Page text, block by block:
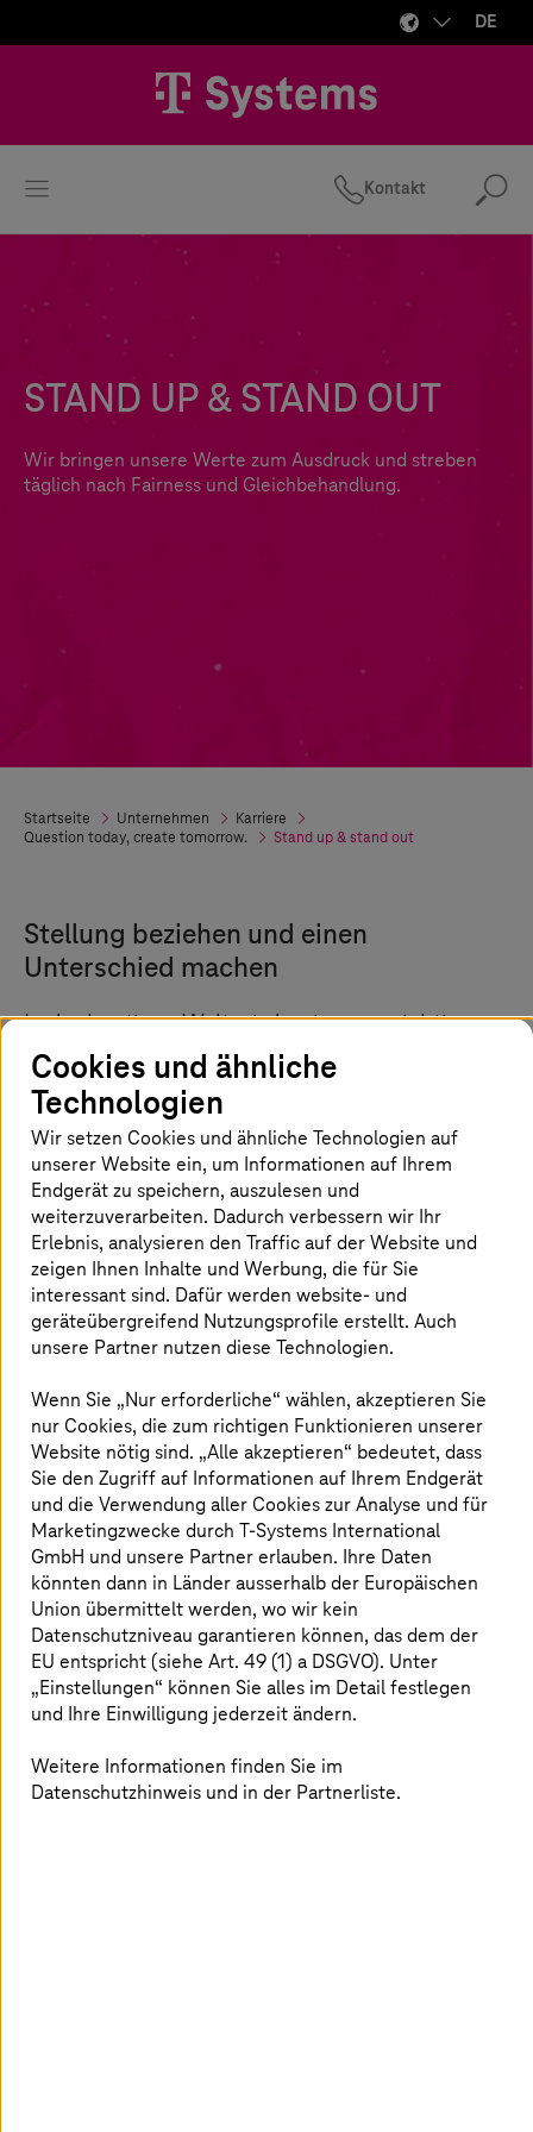
DE
Kontakt
STAND UP & STAND OUT
Wir bringen unsere Werte zum Ausdruck und streben
täglich nach Fairness und Gleichbehandlung.
Startseite Unternehmen
Karriere
Question today, create tomorrow.
Stand up & stand out
Stellung beziehen und einen
Unterschied machen
In der heutigen Welt wird es immer wichtiger,
für das einzutreten, was uns wichtig ist. Auch
wir als Unternehmen haben die Pflicht, uns für
eine bessere Welt einzusetzen. Sieh dir an, was
wir bereits tun. Für neue Vorschläge sind wir
immer offen.
NO HATE SPEECH
Deutsche Telekom
Telekom arbeitet an einem Netzwerk, das für die
gesamte Welt offen und für jeden und jede zugänglich
ist – ein Ort für alle Einstellungen und Perspektiven. Wir
glauben an ein Internet ohne Hass, in dem sich alle
Menschen mit Respekt behandeln. Wir alle fragen uns,
wie wir Hass im Netz begegnen können. Dies ist die
Antwort: gemeinsam. Lasst uns jene stärken, die Hilfe
benötigen! Jene, die einsam sind! Lasst uns denen, die
Hass verbreiten, zeigen, dass sie die Minderheit sind!
Wenn wir Übrigen alle zusammenhalten, kann das
Internet ein besserer Ort werden. Wenn Liebe am
stärksten ist, hat Hass keine Chance. Für dieses Ziel
arbeiten wir mit Partnern zusammen, welche die
Menschen dazu inspirieren, aktiv zu werden; mit
Instrumente dafür an die Hand geben. Sieh dir an, was
unsere Partner tun und anzubieten haben!
Cookies und ähnliche
Technologien
Wir setzen Cookies und ähnliche Technologien auf
unserer Website ein, um Informationen auf Ihrem
Endgerät zu speichern, auszulesen und
weiterzuverarbeiten. Dadurch verbessern wir Ihr
Erlebnis, analysieren den Traffic auf der Website und
zeigen Ihnen Inhalte und Werbung, die für Sie
interessant sind. Dafür werden website- und
geräteübergreifend Nutzungsprofile erstellt. Auch
unsere Partner nutzen diese Technologien.
Wenn Sie „Nur erforderliche“ wählen, akzeptieren Sie
nur Cookies, die zum richtigen Funktionieren unserer
Website nötig sind. „Alle akzeptieren“ bedeutet, dass
Sie den Zugriff auf Informationen auf Ihrem Endgerät
und die Verwendung aller Cookies zur Analyse und für
Marketingzwecke durchT-Systems International
GmbH und unsere Partner erlauben. Ihre Daten
könnten dann in Länder ausserhalb der Europäischen
Union übermittelt werden, wo wir kein
Datenschutzniveau garantieren können, das dem der
EU entspricht (siehe Art. 49 (1) a DSGVO). Unter
„Einstellungen“ können Sie alles im Detail festlegen
und Ihre Einwilligung jederzeit ändern.
Weitere Informationen finden Sie im
Datenschutzhinweis und in der Partnerliste.